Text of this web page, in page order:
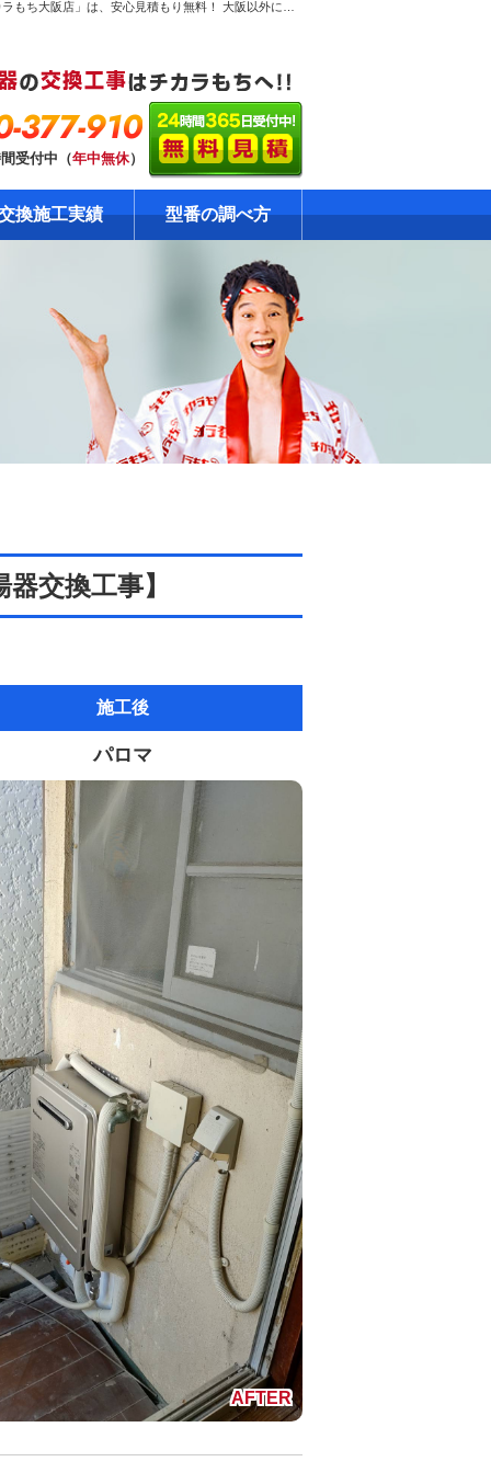
377-910
受付中（年中無休）
換施工実績 型番の調べ方
交換工事】
施工後
パロマ